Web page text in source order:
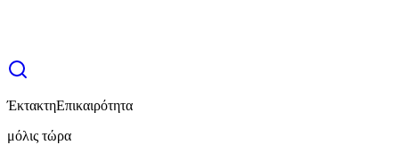
ΈκτακτηΕπικαιρότητα
μόλις τώρα